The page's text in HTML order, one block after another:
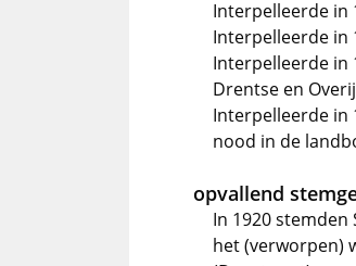
Interpelleerde in
Interpelleerde in
Interpelleerde in
Drentse en
Interpelleerde in
nood in de
opvallend
In 1920 stemden
het (verworpen)